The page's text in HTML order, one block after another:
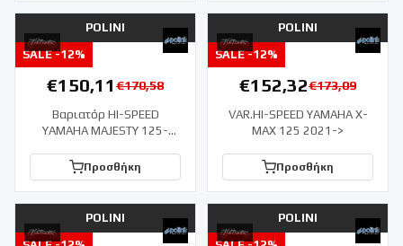
POLINI
SALE -12%
€150,11 €170,58
Βαριατόρ HI-SPEED
YAMAHA MAJESTY 125-
Προσθήκη
POLINI
SALE -12%
€152,32€173,09
VAR.HI-SPEED YAMAHA X-
MAX 125 2021->
Προσθήκη
POLINI
POLINI